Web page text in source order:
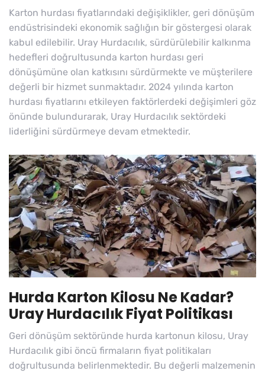
Karton hurdası fiyatlarındaki değişiklikler, geri dönüşüm
endüstrisindeki ekonomik sağlığın bir göstergesi olarak
kabul edilebilir. Uray Hurdacılık, sürdürülebilir kalkınma
hedefleri doğrultusunda karton hurdası geri
dönüşümüne olan katkısını sürdürmekte ve müşterilere
değerli bir hizmet sunmaktadır. 2024 yılında karton
hurdası fiyatlarını etkileyen faktörlerdeki değişimleri göz
önünde bulundurarak, Uray Hurdacılık sektördeki
liderliğini sürdürmeye devam etmektedir.
Hurda Karton Kilosu Ne Kadar?
Uray Hurdacılık Fiyat Politikası
Geri dönüşüm sektöründe hurda kartonun kilosu, Uray
Hurdacılık gibi öncü firmaların fiyat politikaları
doğrultusunda belirlenmektedir. Bu değerli malzemenin